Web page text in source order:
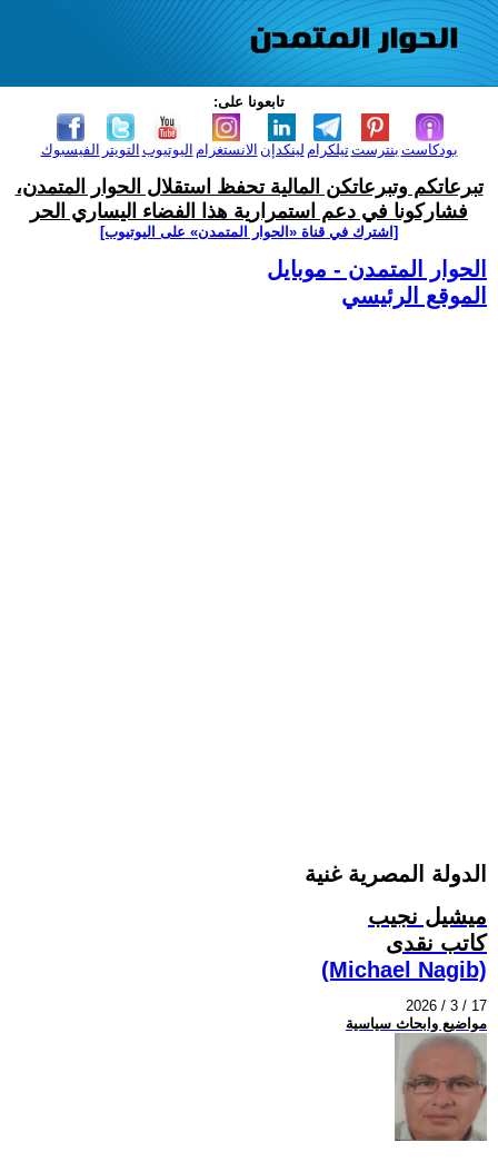
تابعونا على:
الفيسبوك التويتر اليوتيوب الانستغرام لينكدإن تيلكرامبنترست بودكاست
تبرعاتكم وتبرعاتكن المالية تحفظ استقلال الحوار المتمدن،
فشاركونا في دعم استمرارية هذا الفضاء اليساري الحر
[اشترك في قناة ‫«الحوار المتمدن» على اليوتيوب]
الحوار المتمدن - موبايل
الموقع الرئيسي
الدولة المصرية غنية
ميشيل نجيب
كاتب نقدى
(Michael Nagib)
2026 / 3 / 17
مواضيع وابحاث سياسية